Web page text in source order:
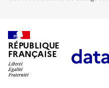
RÉPUBLIQUE
FRANÇAISE